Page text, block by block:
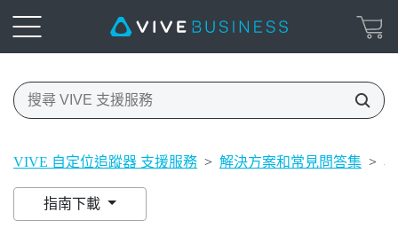
VIVE 自定位追蹤器 支援服務 > 解決方案和常見問答集 >
指南下載